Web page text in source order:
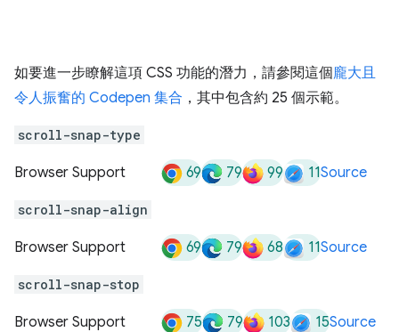
如要進一步瞭解這項 CSS 功能的潛力，請參閱這個龐大且
令人振奮的 Codepen 集合 ，其中包含約 25 個示範。
scroll-snap-type
Browser Support 69 79 99 11Source
scroll-snap-align
Browser Support 69 79 68 11Source
scroll-snap-stop
Browser Support 75 79 103 15Source